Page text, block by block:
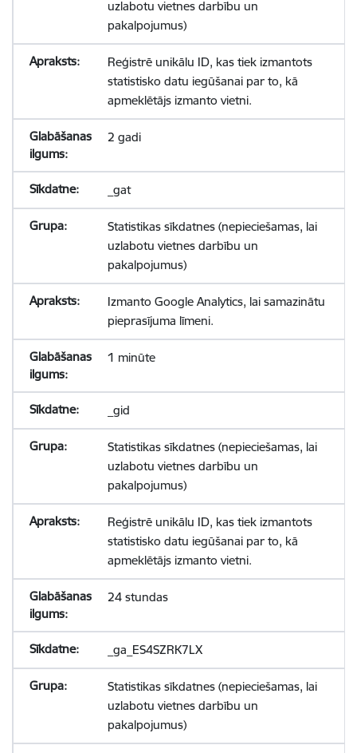
uzlabotu vietnes darbību un
pakalpojumus)
Reģistrē unikālu ID, kas tiek izmantots
statistisko datu iegūšanai par to, kā
apmeklētājs izmanto vietni.
2 gadi
_gat
Statistikas sīkdatnes (nepieciešamas, lai
uzlabotu vietnes darbību un
pakalpojumus)
Izmanto Google Analytics, lai samazinātu
pieprasījuma līmeni.
1 minūte
_gid
Statistikas sīkdatnes (nepieciešamas, lai
uzlabotu vietnes darbību un
pakalpojumus)
Reģistrē unikālu ID, kas tiek izmantots
statistisko datu iegūšanai par to, kā
apmeklētājs izmanto vietni.
24 stundas
_ga_ES4SZRK7LX
Statistikas sīkdatnes (nepieciešamas, lai
uzlabotu vietnes darbību un
pakalpojumus)